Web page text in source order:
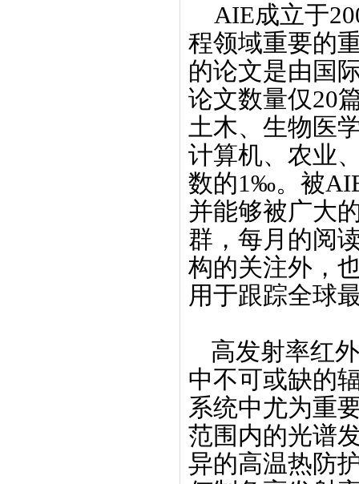
AIE成立于
程领域重要的
的论文是由国
论文数量仅20
土木、生物医
计算机、农业
数的1‰。被
并能够被广大
群，每月的阅
构的关注外，
用于跟踪全球
高发射率红
中不可或缺的
系统中尤为重
范围内的光谱
异的高温热防